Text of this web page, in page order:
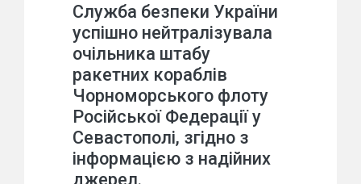
Служба безпеки України
успішно нейтралізувала
очільника штабу
ракетних кораблів
Чорноморського флоту
Російської Федерації у
Севастополі, згідно з
інформацією з надійних
джерел.